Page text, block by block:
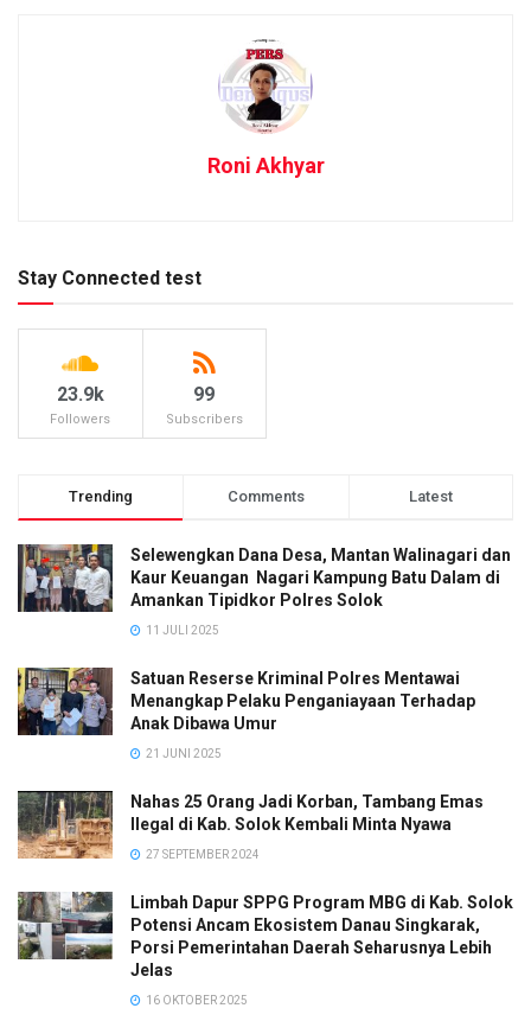
Roni Akhyar
Stay Connected test
23.9k
Followers
99
Subscribers
Trending Comments Latest
Selewengkan Dana Desa, Mantan Walinagari dan
Kaur Keuangan Nagari Kampung Batu Dalam di
Amankan Tipidkor Polres Solok
11 JULI 2025
Satuan Reserse Kriminal Polres Mentawai
Menangkap Pelaku Penganiayaan Terhadap
Anak Dibawa Umur
21 JUNI 2025
Nahas 25 Orang Jadi Korban, Tambang Emas
Ilegal di Kab. Solok Kembali Minta Nyawa
27 SEPTEMBER 2024
Limbah Dapur SPPG Program MBG di Kab. Solok
Potensi Ancam Ekosistem Danau Singkarak,
Porsi Pemerintahan Daerah Seharusnya Lebih
Jelas
16 OKTOBER 2025